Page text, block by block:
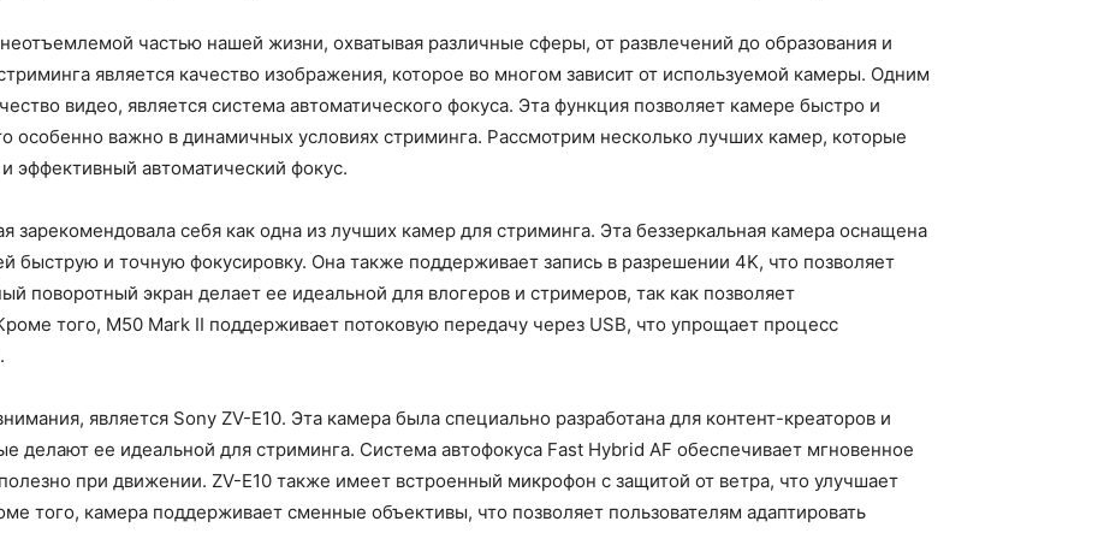
частью нашей жизни, охватывая различные сферы, от развлечений до образования и
является качество изображения, которое во многом зависит от используемой камеры. Одним
видео, является система автоматического фокуса. Эта функция позволяет камере быстро и
особенно важно в динамичных условиях стриминга. Рассмотрим несколько лучших камер, которые
эффективный автоматический фокус.
зарекомендовала себя как одна из лучших камер для стриминга. Эта беззеркальная камера оснащена
быструю и точную фокусировку. Она также поддерживает запись в разрешении 4K, что позволяет
поворотный экран делает ее идеальной для влогеров и стримеров, так как позволяет
того, M50 Mark II поддерживает потоковую передачу через USB, что упрощает процесс
является Sony ZV-E10. Эта камера была специально разработана для контент-креаторов и
делают ее идеальной для стриминга. Система автофокуса Fast Hybrid AF обеспечивает мгновенное
при движении. ZV-E10 также имеет встроенный микрофон с защитой от ветра, что улучшает
того, камера поддерживает сменные объективы, что позволяет пользователям адаптировать